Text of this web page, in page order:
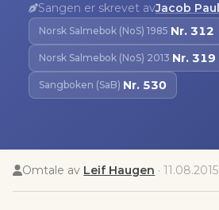
Sangen er skrevet avJacob
Norsk Salmebok (NoS) 1985·Nr. 312
Norsk Salmebok (NoS) 2013·Nr. 319
Sangboken (SaB)·Nr. 530
Omtale av Leif Haugen ·11.08.2015